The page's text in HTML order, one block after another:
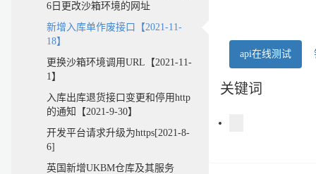
6日更改沙箱环境的网址
新增入库单作废接口【2021-11-
18】
更换沙箱环境调用URL【2021-11-
1】
入库出库退货接口变更和停用http
的通知【2021-9-30】
开发平台请求升级为https[2021-8-
6]
英国新增UKBM仓库及其服务
api在线测试
关键词